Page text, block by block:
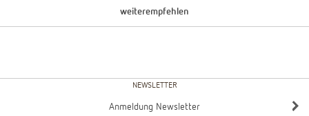
weiterempfehlen
NEWSLETTER
Anmeldung Newsletter